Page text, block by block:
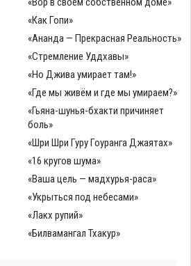
«Как Гопи»
«Ананда — Прекрасная Реальность»
«Стремление Уддхавы»
«Но Джива умирает там!»
«Где мы живём и где мы умираем?»
«Гьяна-шунья-бхакти причиняет
боль»
«Шри Шри Гуру Гоуранга Джаятах»
«16 кругов шума»
«Ваша цель — мадхурья-раса»
«Укрыться под небесами»
«Лакх рупий»
«Билвамангал Тхакур»